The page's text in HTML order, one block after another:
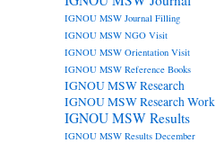
IGNOU MSW Journal Filling
IGNOU MSW NGO Visit
IGNOU MSW Orientation Visit
IGNOU MSW Reference Books
IGNOU MSW Research
IGNOU MSW Research Work
IGNOU MSW Results
IGNOU MSW Results December